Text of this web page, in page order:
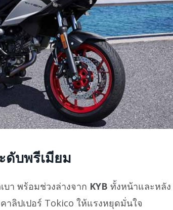
ดับพรีเมียม
บา พร้อมช่วงล่างจาก KYB ทั้งหน้าและหลัง
าลิปเปอร์ Tokico ให้แรงหยุดมั่นใจ